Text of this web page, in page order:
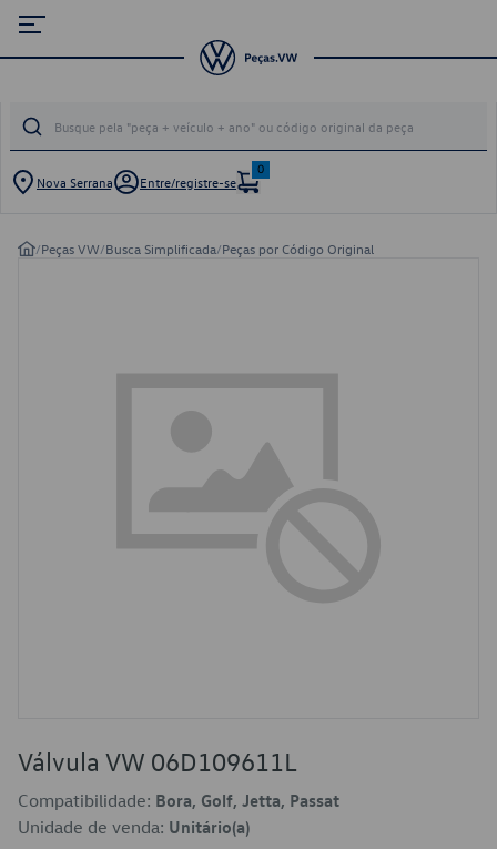
Nova Serrana Entre/registre-se
0
/Peças VW/Busca Simplificada/Peças por Código Original
Válvula VW 06D109611L
Compatibilidade: Bora, Golf, Jetta, Passat
Unidade de venda: Unitário(a)